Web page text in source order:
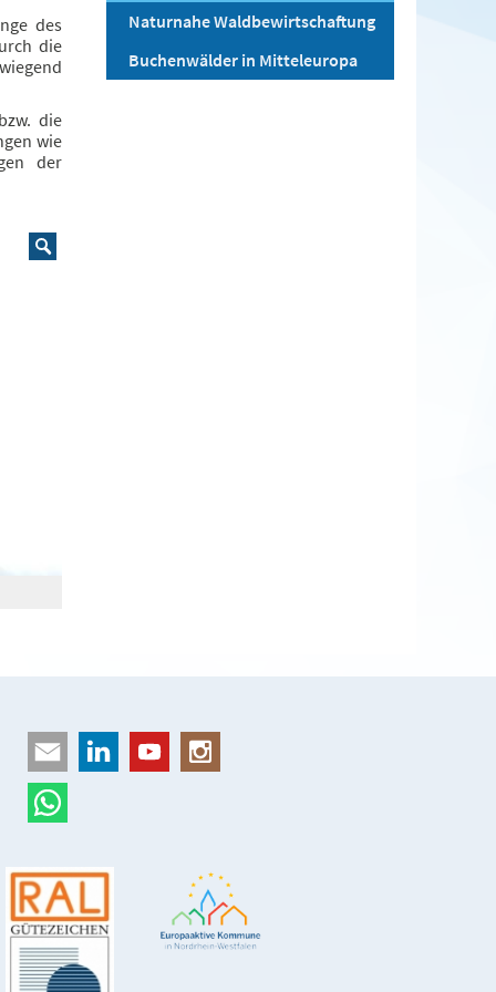
des
die
die
wie
der
Naturnahe Waldbewirtschaftung
Buchenwälder in Mitteleuropa